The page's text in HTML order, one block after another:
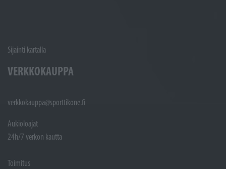
Sijainti kartalla
VERKKOKAUPPA
verkkokauppa@sporttikone.fi
Aukioloajat
24h/7 verkon kautta
Toimitus